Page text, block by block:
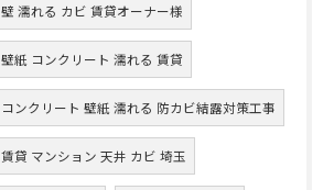
壁 濡れる カビ 賃貸オーナー様
壁紙 コンクリート 濡れる 賃貸
コンクリート 壁紙 濡れる 防カビ結露対策工事
賃貸 マンション 天井 カビ 埼玉